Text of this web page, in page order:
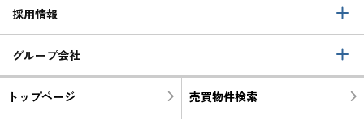
採用情報
グループ会社
トップページ 売買物件検索